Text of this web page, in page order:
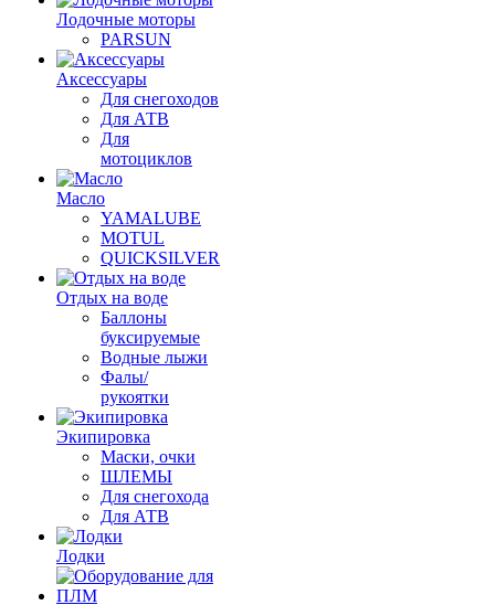
Лодочные моторы
PARSUN
Аксессуары
Для снегоходов
Для АТВ
Для
мотоциклов
Масло
YAMALUBE
MOTUL
QUICKSILVER
Отдых на воде
Баллоны
буксируемые
Водные лыжи
Фалы/
рукоятки
Экипировка
Маски, очки
ШЛЕМЫ
Для снегохода
Для АТВ
Лодки